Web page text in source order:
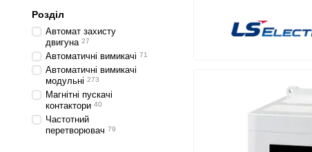
Розділ
Автомат захисту
двигуна 27
Автоматичні вимикачі 71
Автоматичні вимикачі
модульні 273
Магнітні пускачі
контактори 40
Частотний
перетворювач 79